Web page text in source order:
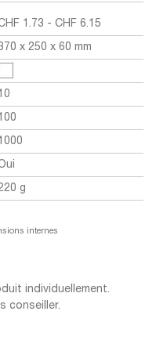
1.73 - CHF 6.15
x 250 x 60 mm
g
internes
individuellement.
conseiller.